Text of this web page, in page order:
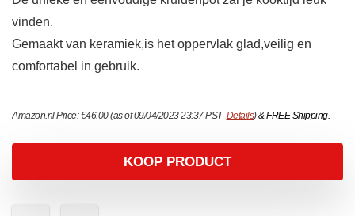
vinden.
Gemaakt van keramiek,is het oppervlak glad,veilig en
comfortabel in gebruik.
Amazon.nl Price:€46.00(as of 09/04/2023 23:37 PST-Details)&FREE Shipping.
KOOP PRODUCT